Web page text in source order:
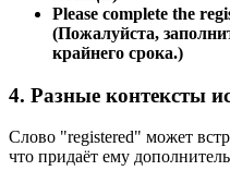
Please complete the
(Пожалуйста,
крайнего срока.)
4. Разные контексты
Слово "registered" может
что придаёт ему